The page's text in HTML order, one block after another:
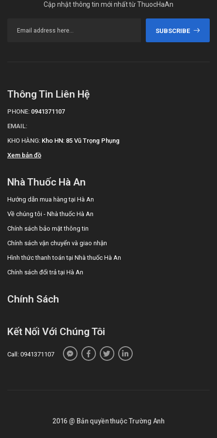
Cập nhật thông tin mới nhất từ ThuocHaAn
SUBSCRIBE
Thông Tin Liên Hệ
PHONE: 0941371107
EMAIL:
KHO HÀNG: Kho HN: 85 Vũ Trọng Phụng
Xem bản đồ
Nhà Thuốc Hà An
Hướng dẫn mua hàng tại Hà An
Về chúng tôi - Nhà thuốc Hà An
Chính sách bảo mật thông tin
Chính sách vận chuyển và giao nhận
Hình thức thanh toán tại Nhà thuốc Hà An
Chính sách đổi trả tại Hà An
Chính Sách
Kết Nối Với Chúng Tôi
Call: 0941371107
2016 @ Bản quyền thuộc Trường Anh